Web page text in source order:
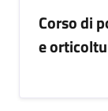
Corso di
e